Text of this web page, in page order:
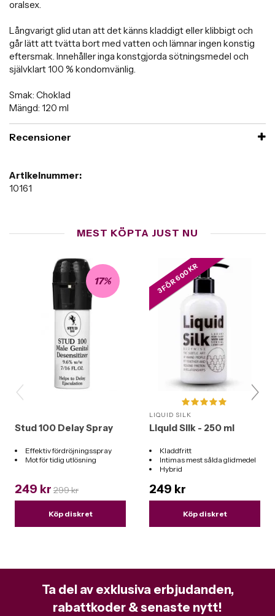
oralsex.
Långvarigt glid utan att det känns kladdigt eller klibbigt och
går lätt att tvätta bort med vatten och lämnar ingen konstig
eftersmak. Innehåller inga konstgjorda sötningsmedel och
självklart 100 % kondomvänlig.
Smak: Choklad
Mängd: 120 ml
Recensioner
Artikelnummer:
10161
MEST KÖPTA JUST NU
17%
Stud 100 Delay Spray
Effektiv fördröjningsspray
Mot för tidig utlösning
249 kr 299 kr
Köp diskret
3 FÖR 600 KR
LIQUID SILK
Liquid Silk - 250 ml
Kladdfritt
Intimas mest sålda glidmedel
Hybrid
249 kr
Köp diskret
Ta del av exklusiva erbjudanden,
rabattkoder & senaste nytt!